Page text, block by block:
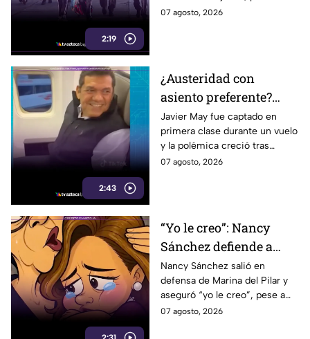
2:19
y calzado
uniformes y calzado pueden
07 agosto, 2026
2:43
¿Austeridad con
asiento preferente?
Captan a Javier May
sonriente en primera
clase y Morena le “jala
las orejas”
Javier May fue captado en
primera clase durante un vuelo
y la polémica creció tras
imágenes de un presunto reloj
07 agosto, 2026
“Yo le creo”: Nancy
Sánchez defiende a
Marina del Pilar como
si fuera su hija pese a
polémicas
Nancy Sánchez salió en
defensa de Marina del Pilar y
aseguró “yo le creo”, pese a
los audios filtrados y las
07 agosto, 2026